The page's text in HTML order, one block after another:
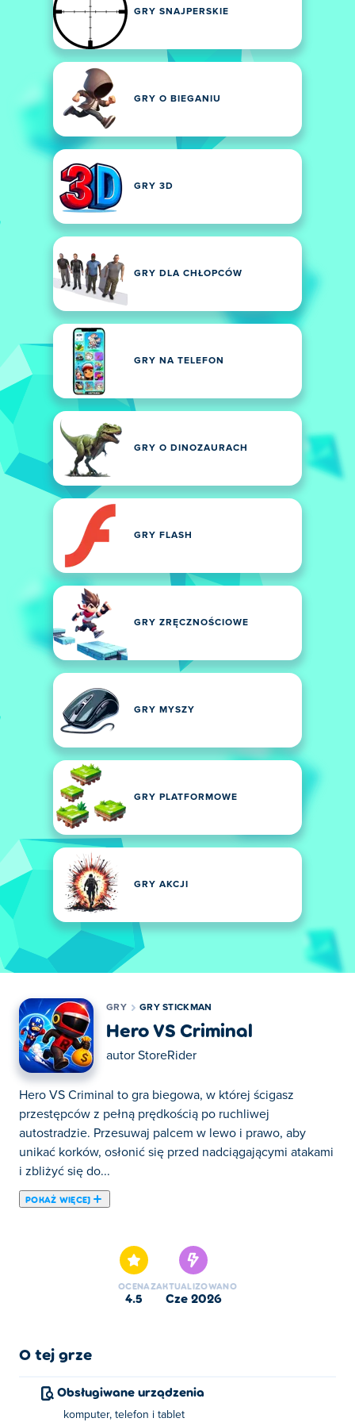
GRY SNAJPERSKIE
GRY O BIEGANIU
GRY 3D
GRY DLA CHŁOPCÓW
GRY NA TELEFON
GRY O DINOZAURACH
GRY FLASH
GRY ZRĘCZNOŚCIOWE
GRY MYSZY
GRY PLATFORMOWE
GRY AKCJI
GRY GRY STICKMAN
Hero VS Criminal
autor StoreRider
Hero VS Criminal to gra biegowa, w której ścigasz
przestępców z pełną prędkością po ruchliwej
autostradzie. Przesuwaj palcem w lewo i prawo, aby
unikać korków, osłonić się przed nadciągającymi atakami
i zbliżyć się do...
POKAŻ WIĘCEJ
autostradzie. Przesuwaj palcem w lewo i prawo, aby
unikać korków, osłonić się przed nadciągającymi atakami
i zbliżyć się do celu, zanim ucieknie. Specjalne poziomy
prawdziwy bohater. Przestępcy nie dadzą się złapać –
Jak grać w Hero VS Criminal?
OCENA
4.5
ZAKTUALIZOWANO
cze 2026
O tej grze
Obsługiwane urządzenia
komputer, telefon i tablet